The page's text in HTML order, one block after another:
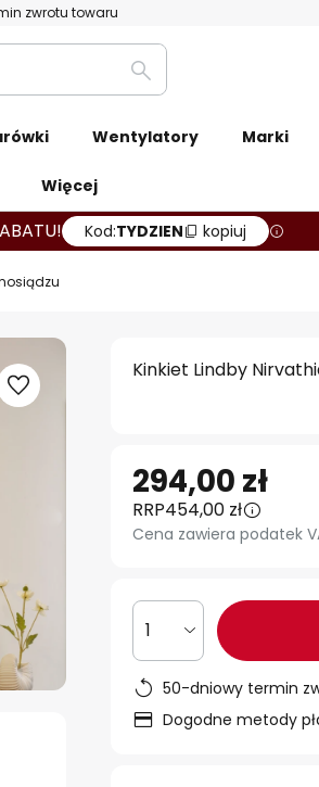
zwrotu towaru
Szukaj
Wentylatory Marki
Więcej
Kod:TYDZIEN kopiuj
Kinkiet Lindby
294,00 zł
RRP454,00 zł
Cena zawiera podatek
1
50-dniowy termin
Dogodne metody